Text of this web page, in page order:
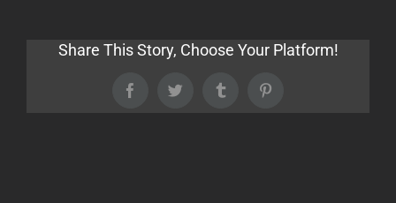
Share This Story, Choose Your Platform!
FacebookTwitter Tumblr